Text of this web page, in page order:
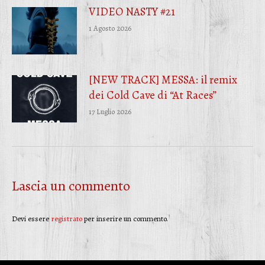
VIDEO NASTY #21
1 Agosto 2026
[NEW TRACK] MESSA: il remix
dei Cold Cave di “At Races”
17 Luglio 2026
Lascia un commento
Devi essere registratoper inserire un commento.